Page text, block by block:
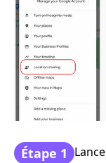
Étape 1